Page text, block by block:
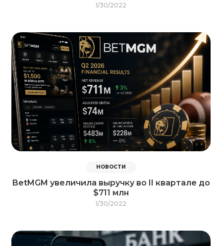
1/30/2022
НОВОСТИ
BetMGM увеличила выручку во II квартале до
$711 млн
1/30/2022